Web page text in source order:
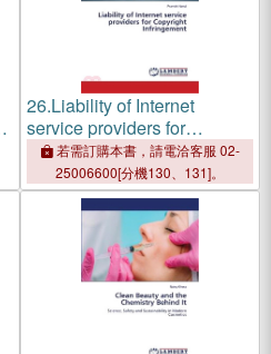
26.Liability of Internet
service providers for
Copyright Infringement
若需訂購本書，請電洽客服 02-
25006600[分機130、131]。